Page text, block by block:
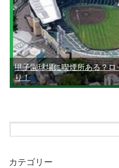
甲子園球場に喫煙所ある？
り！
カテゴリー